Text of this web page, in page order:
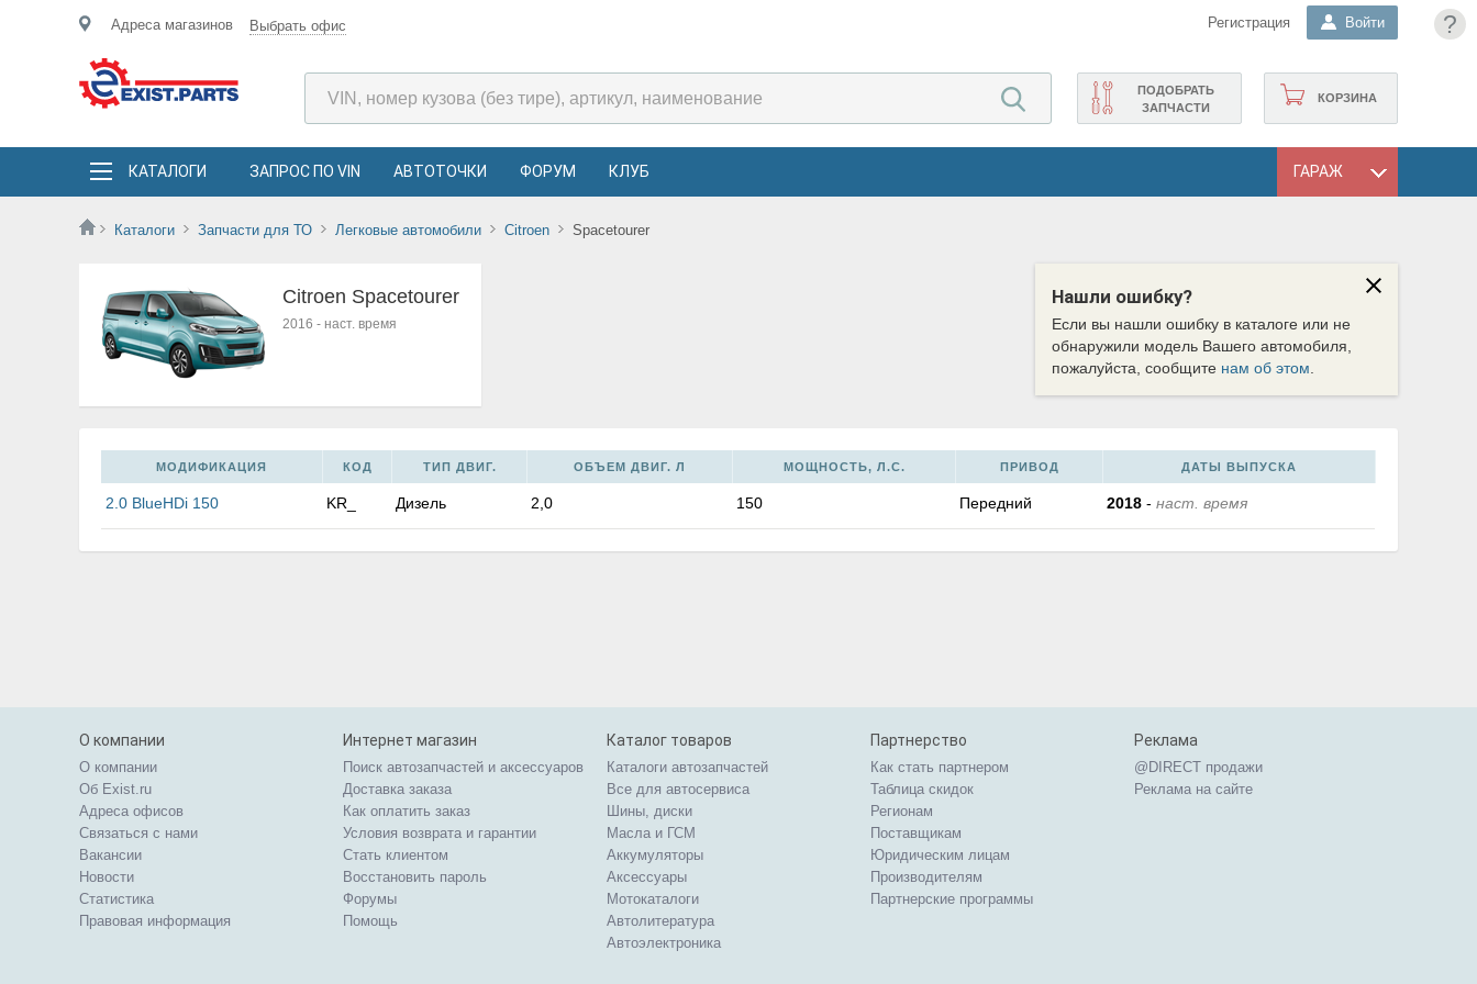
?
Адреса магазинов Выбрать офис Регистрация Войти
КОРЗИНА
ПОДОБРАТЬ
ЗАПЧАСТИ
КАТАЛОГИ ЗАПРОС ПО VIN АВТОТОЧКИ ФОРУМ КЛУБ ГАРАЖ
Каталоги Запчасти для ТО Легковые автомобили Citroen Spacetourer
Нашли ошибку?
Если вы нашли ошибку в каталоге или не
обнаружили модель Вашего автомобиля,
пожалуйста, сообщите нам об этом
Citroen Spacetourer
2016 - наст. время
МОДИФИКАЦИЯ КОД ТИП ДВИГ. ОБЪЕМ ДВИГ. Л МОЩНОСТЬ, Л.С. ПРИВОД ДАТЫ ВЫПУСКА
2.0 BlueHDi 150 KR_ Дизель 2,0 150 Передний 2018 - наст. время
О компании
О компании
Об Exist.ru
Адреса офисов
Связаться с нами
Вакансии
Новости
Статистика
Правовая информация
Интернет магазин
Поиск автозапчастей и аксессуаров
Доставка заказа
Как оплатить заказ
Условия возврата и гарантии
Стать клиентом
Восстановить пароль
Форумы
Помощь
Каталог товаров
Каталоги автозапчастей
Все для автосервиса
Шины, диски
Масла и ГСМ
Аккумуляторы
Аксессуары
Мотокаталоги
Автолитература
Автоэлектроника
Партнерство
Как стать партнером
Таблица скидок
Регионам
Поставщикам
Юридическим лицам
Производителям
Партнерские программы
Реклама
@DIRECT продажи
Реклама на сайте